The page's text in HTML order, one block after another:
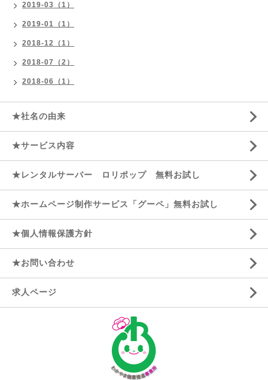
2019-03（1）
2019-01（1）
2018-12（1）
2018-07（2）
2018-06（1）
★社名の由来
★サービス内容
★レンタルサーバー ロリポップ 無料お試し
★ホームページ制作サービス「グーペ」無料お試し
★個人情報保護方針
★お問い合わせ
求人ページ